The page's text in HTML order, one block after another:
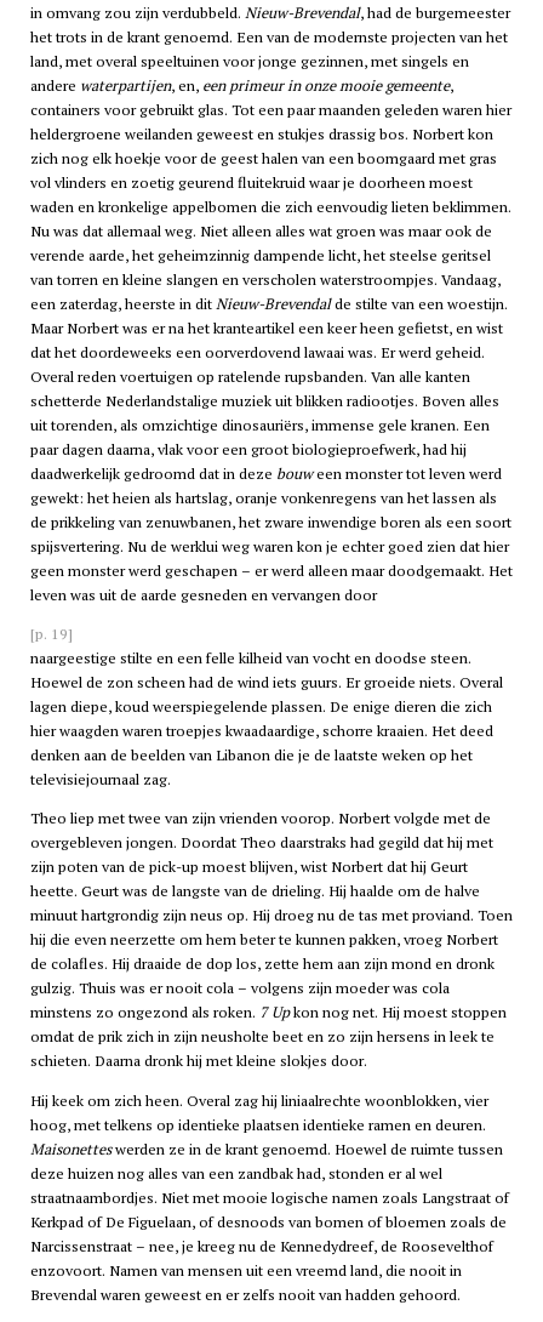
in omvang zou zijn verdubbeld. Nieuw-Brevendal, had de burgemeester
het trots in de krant genoemd. Een van de modernste projecten van het
land, met overal speeltuinen voor jonge gezinnen, met singels en
andere waterpartijen, en, een primeur in onze mooie gemeente,
containers voor gebruikt glas. Tot een paar maanden geleden waren hier
heldergroene weilanden geweest en stukjes drassig bos. Norbert kon
zich nog elk hoekje voor de geest halen van een boomgaard met gras
vol vlinders en zoetig geurend fluitekruid waar je doorheen moest
waden en kronkelige appelbomen die zich eenvoudig lieten beklimmen.
Nu was dat allemaal weg. Niet alleen alles wat groen was maar ook de
verende aarde, het geheimzinnig dampende licht, het steelse geritsel
van torren en kleine slangen en verscholen waterstroompjes. Vandaag,
een zaterdag, heerste in ditNieuw-Brevendalde stilte van een woestijn.
Maar Norbert was er na het kranteartikel een keer heen gefietst, en wist
dat het doordeweeks een oorverdovend lawaai was. Er werd geheid.
Overal reden voertuigen op ratelende rupsbanden. Van alle kanten
schetterde Nederlandstalige muziek uit blikken radiootjes. Boven alles
uit torenden, als omzichtige dinosauriërs, immense gele kranen. Een
paar dagen daarna, vlak voor een groot biologieproefwerk, had hij
daadwerkelijk gedroomd dat in deze bouween monster tot leven werd
gewekt: het heien als hartslag, oranje vonkenregens van het lassen als
de prikkeling van zenuwbanen, het zware inwendige boren als een soort
spijsvertering. Nu de werklui weg waren kon je echter goed zien dat hier
geen monster werd geschapen – er werd alleen maar doodgemaakt. Het
leven was uit de aarde gesneden en vervangen door
[p. 19]
naargeestige stilte en een felle kilheid van vocht en doodse steen.
Hoewel de zon scheen had de wind iets guurs. Er groeide niets. Overal
lagen diepe, koud weerspiegelende plassen. De enige dieren die zich
hier waagden waren troepjes kwaadaardige, schorre kraaien. Het deed
denken aan de beelden van Libanon die je de laatste weken op het
televisiejournaal zag.
Theo liep met twee van zijn vrienden voorop. Norbert volgde met de
overgebleven jongen. Doordat Theo daarstraks had gegild dat hij met
zijn poten van de pick-up moest blijven, wist Norbert dat hij Geurt
heette. Geurt was de langste van de drieling. Hij haalde om de halve
minuut hartgrondig zijn neus op. Hij droeg nu de tas met proviand. Toen
hij die even neerzette om hem beter te kunnen pakken, vroeg Norbert
de colafles. Hij draaide de dop los, zette hem aan zijn mond en dronk
gulzig. Thuis was er nooit cola – volgens zijn moeder was cola
minstens zo ongezond als roken. 7 Upkon nog net. Hij moest stoppen
omdat de prik zich in zijn neusholte beet en zo zijn hersens in leek te
schieten. Daarna dronk hij met kleine slokjes door.
Hij keek om zich heen. Overal zag hij liniaalrechte woonblokken, vier
hoog, met telkens op identieke plaatsen identieke ramen en deuren.
Maisonetteswerden ze in de krant genoemd. Hoewel de ruimte tussen
deze huizen nog alles van een zandbak had, stonden er al wel
straatnaambordjes. Niet met mooie logische namen zoals Langstraat of
Kerkpad of De Figuelaan, of desnoods van bomen of bloemen zoals de
Narcissenstraat – nee, je kreeg nu de Kennedydreef, de Roosevelthof
enzovoort. Namen van mensen uit een vreemd land, die nooit in
Brevendal waren geweest en er zelfs nooit van hadden gehoord.